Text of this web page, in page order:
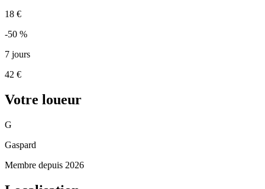
18 €
-50 %
7 jours
42 €
Votre loueur
G
Gaspard
Membre depuis 2026